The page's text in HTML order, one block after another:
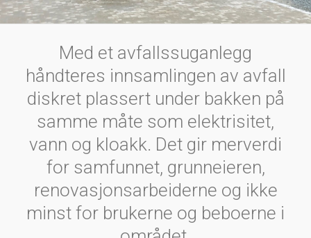
Med et avfallssuganlegg
håndteres innsamlingen av avfall
diskret plassert under bakken på
samme måte som elektrisitet,
vann og kloakk. Det gir merverdi
for samfunnet, grunneieren,
renovasjonsarbeiderne og ikke
minst for brukerne og beboerne i